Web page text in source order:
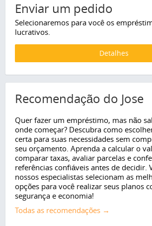
Enviar um pedido
Selecionaremos para você os
lucrativos.
Detalhes
Recomendação do Jose
Quer fazer um empréstimo, mas não
onde começar? Descubra como
certa para suas necessidades sem
seu orçamento. Aprenda a calcular o
comparar taxas, avaliar parcelas e
referências confiáveis antes de decidir.
nossos especialistas selecionam as
opções para você realizar seus planos
segurança e economia!
Todas as recomendações →